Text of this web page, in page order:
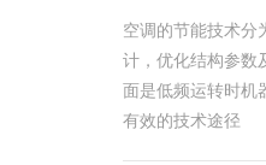
空调的节能技术分
计，优化结构参数
面是低频运转时机
有效的技术途径